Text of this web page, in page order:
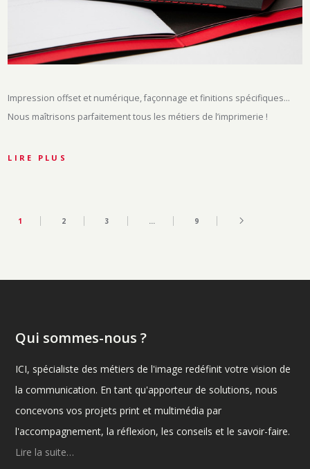
Impression offset et numérique, façonnage et finitions spécifiques…
Nous maîtrisons parfaitement tous les métiers de l’imprimerie !
LIRE PLUS
1 2 3 … 9
Qui sommes-nous ?
ICI, spécialiste des métiers de l'image redéfinit votre vision de
la communication. En tant qu'apporteur de solutions, nous
concevons vos projets print et multimédia par
l'accompagnement, la réflexion, les conseils et le savoir-faire.
Lire la suite…